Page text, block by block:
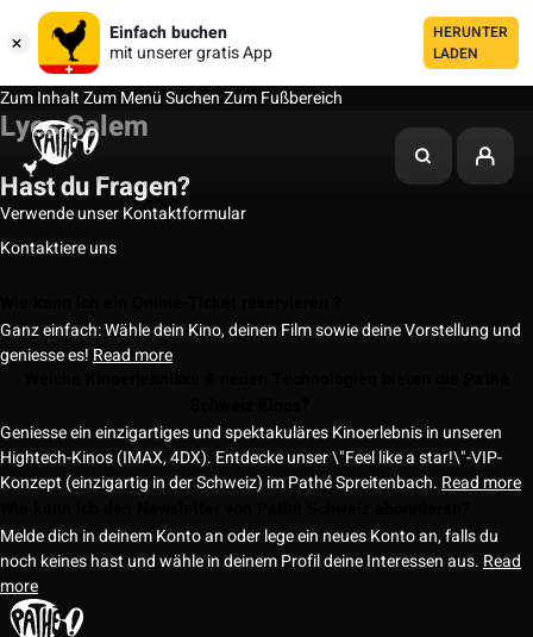
Einfach buchen
mit unserer gratis App
HERUNTER
LADEN
Zum InhaltZum MenüSuchenZum Fußbereich
Lyes Salem
Hast du Fragen?
Verwende unser Kontaktformular
Kontaktiere uns
Ganz einfach: Wähle dein Kino, deinen Film sowie deine Vorstellung und
geniesse es! Read more
Geniesse ein einzigartiges und spektakuläres Kinoerlebnis in unseren
Hightech-Kinos (IMAX, 4DX). Entdecke unser \"Feel like a star!\"-VIP-
Konzept (einzigartig in der Schweiz) im Pathé Spreitenbach. Read more
Melde dich in deinem Konto an oder lege ein neues Konto an, falls du
noch keines hast und wähle in deinem Profil deine Interessen aus. Read
more